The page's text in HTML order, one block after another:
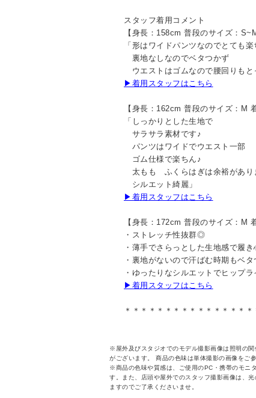
スタッフ着用コメント
【身長：158cm 普段のサイズ：
「形はワイドパンツなのでとても楽
裏地なしなのでベタつかず
ウエストはゴムなので腰回りもと
▶着用スタッフはこちら
【身長：162cm 普段のサイズ：M
「しっかりとした生地で
サラサラ素材です♪
パンツはワイドでウエスト一部
ゴム仕様で楽ちん♪
太もも ふくらはぎは余裕があり
シルエット綺麗」
▶着用スタッフはこちら
【身長：172cm 普段のサイズ：M
・ストレッチ性抜群◎
・薄手でさらっとした生地感で履
・裏地がないので汗ばむ時期もベ
・ゆったりなシルエットでヒップ
▶着用スタッフはこちら
＊＊＊＊＊＊＊＊＊＊＊＊＊＊＊＊
※屋外及びスタジオでのモデル撮影画像は照明の
がございます。 商品の色味は単体撮影の画像をご参
※商品の色味や質感は、ご使用のPC・携帯のモニ
す。また、店頭や屋外でのスタッフ撮影画像は、
ますのでご了承くださいませ。